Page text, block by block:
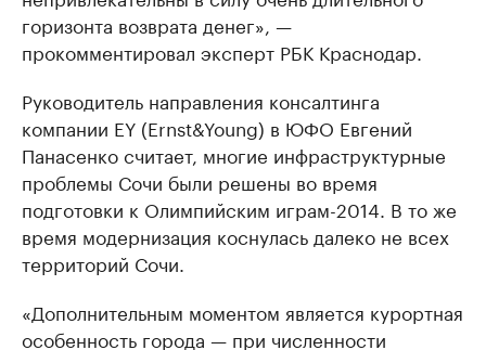
горизонта возврата денег», —
прокомментировал эксперт РБК Краснодар.
Руководитель направления консалтинга
компании EY (Ernst&Young) в ЮФО Евгений
Панасенко считает, многие инфраструктурные
проблемы Сочи были решены во время
подготовки к Олимпийским играм-2014. В то же
время модернизация коснулась далеко не всех
территорий Сочи.
«Дополнительным моментом является курортная
особенность города — при численности